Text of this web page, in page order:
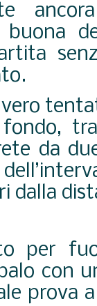
da
dalla
per
con
prova